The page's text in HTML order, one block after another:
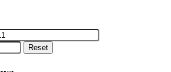
Reset